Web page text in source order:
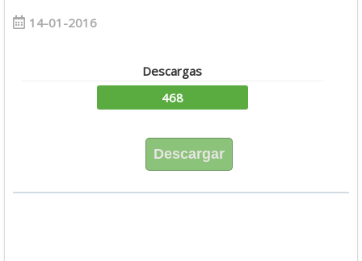
14-01-2016
Descargas
468
Descargar